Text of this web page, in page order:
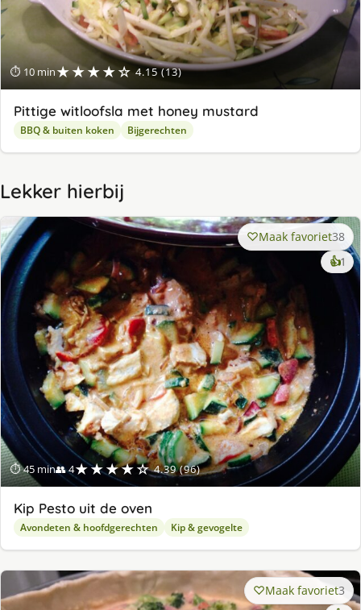
⏱ 10 min★★★★☆ 4.15 (13)
Pittige witloofsla met honey mustard
BBQ & buiten koken Bijgerechten
Lekker hierbij
⏱ 45 min👥 4★★★★☆ 4.39 (96)
Maak favoriet38
👍1
Kip Pesto uit de oven
Avondeten & hoofdgerechten Kip & gevogelte
Maak favoriet3